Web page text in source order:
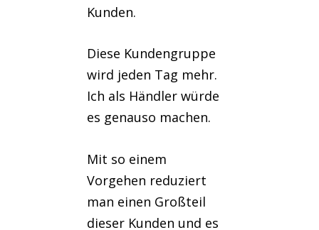
Kunden.
Diese Kundengruppe
wird jeden Tag mehr.
Ich als Händler würde
es genauso machen.
Mit so einem
Vorgehen reduziert
man einen Großteil
dieser Kunden und es